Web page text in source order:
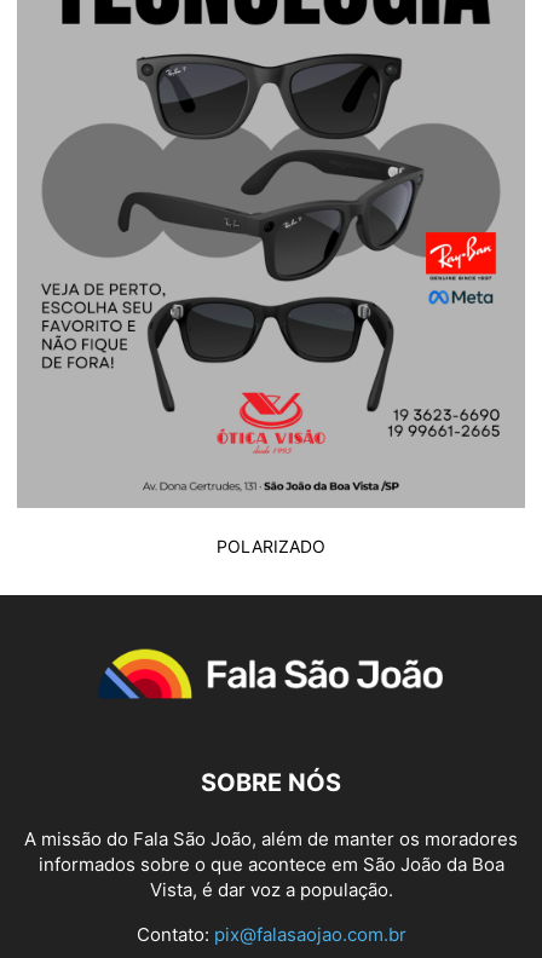
POLARIZADO
SOBRE NÓS
A missão do Fala São João, além de manter os moradores
informados sobre o que acontece em São João da Boa
Vista, é dar voz a população.
Contato: pix@falasaojao.com.br